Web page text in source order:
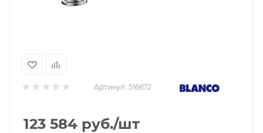
Артикул: 516672
123 584 руб./шт